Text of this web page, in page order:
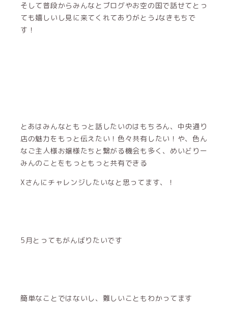
そして普段からみんなとブログやお空の国で話せてとっ
ても嬉しいし見に来てくれてありがとう♩なきもちで
す！
とあはみんなともっと話したいのはもちろん、中央通り
店の魅力をもっと伝えたい！色々共有したい！や、色ん
なご主人様お嬢様たちと繋がる機会も多く、めいどりー
みんのことをもっともっと共有できる
Xさんにチャレンジしたいなと思ってます、！
5月とってもがんばりたいです
簡単なことではないし、難しいこともわかってます